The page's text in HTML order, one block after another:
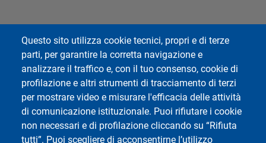
Questo sito utilizza cookie tecnici, propri e di terze
parti, per garantire la corretta navigazione e
analizzare il traffico e, con il tuo consenso, cookie di
profilazione e altri strumenti di tracciamento di terzi
per mostrare video e misurare l'efficacia delle attività
di comunicazione istituzionale. Puoi rifiutare i cookie
non necessari e di profilazione cliccando su “Rifiuta
tutti”. Puoi scegliere di acconsentirne l’utilizzo